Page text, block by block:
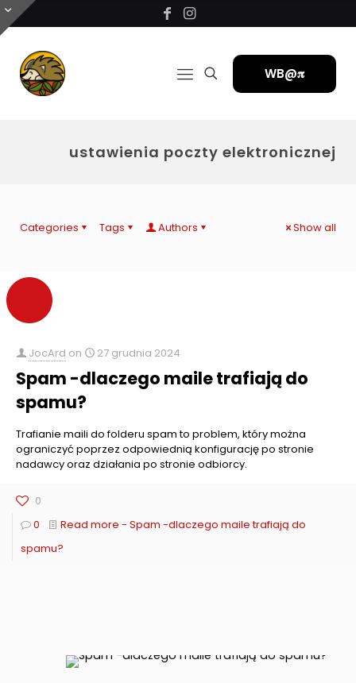
WB@𝛑
ustawienia poczty elektronicznej
Categories Tags Authors Show all
JocArd on 27 grudnia 2024
Spam -dlaczego maile trafiają do
spamu?
Trafianie maili do folderu spam to problem, który można
ograniczyć poprzez odpowiednią konfigurację po stronie
nadawcy oraz działania po stronie odbiorcy.
0
0
Read more - Spam -dlaczego maile trafiają do
spamu?